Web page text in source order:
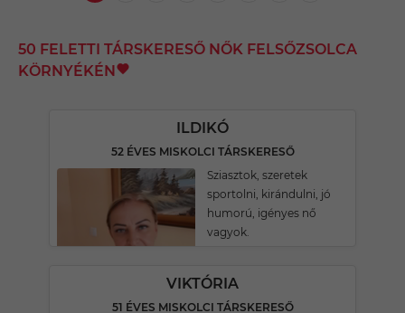
50 FELETTI TÁRSKERESŐ NŐK FELSŐZSOLCA
KÖRNYÉKÉN
ILDIKÓ
52 ÉVES MISKOLCI TÁRSKERESŐ
Sziasztok, szeretek
sportolni, kirándulni, jó
humorú, igényes nő
vagyok.
VIKTÓRIA
51 ÉVES MISKOLCI TÁRSKERESŐ